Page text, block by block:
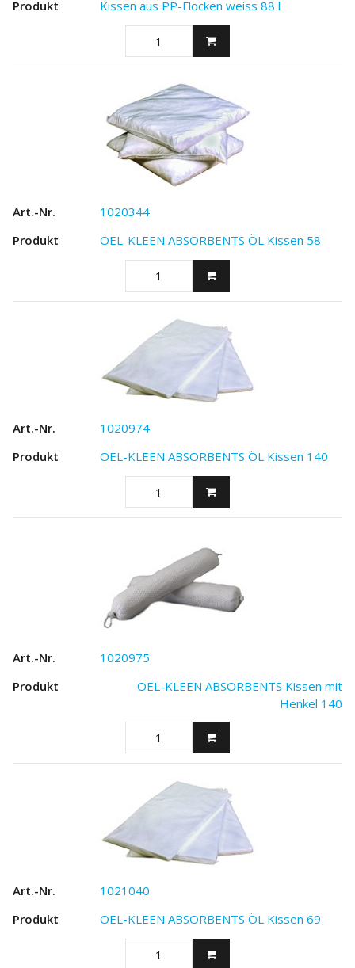
Kissen aus PP-Flocken weiss 88 l
1020344
OEL-KLEEN ABSORBENTS ÖL Kissen 58
1020974
OEL-KLEEN ABSORBENTS ÖL Kissen 140
1020975
OEL-KLEEN ABSORBENTS Kissen mit
Henkel 140
1021040
OEL-KLEEN ABSORBENTS ÖL Kissen 69